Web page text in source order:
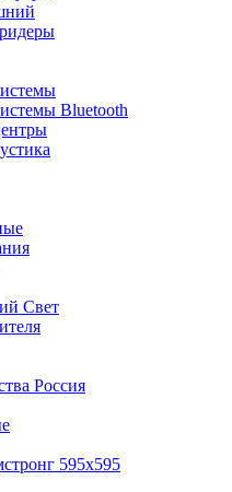
Bluetooth
Свет
Россия
595x595